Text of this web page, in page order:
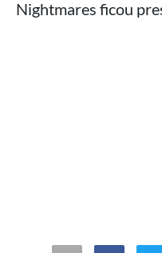
Nightmares ficou